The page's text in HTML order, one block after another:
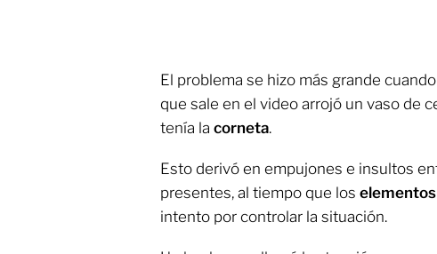
El problema se hizo más grande
que sale en el video arrojó un vaso de
tenía la corneta.
Esto derivó en empujones e insultos
presentes, al tiempo que los
intento por controlar la situación.